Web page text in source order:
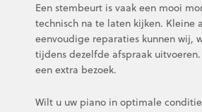
Een stembeurt is vaak een mooi
technisch na te laten kijken. Kleine
eenvoudige reparaties kunnen wij,
tijdens dezelfde afspraak
een extra bezoek.
Wilt u uw piano in optimale